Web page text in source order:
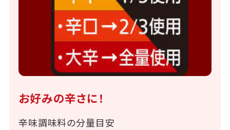
お好みの辛さに！
辛味調味料の分量目安